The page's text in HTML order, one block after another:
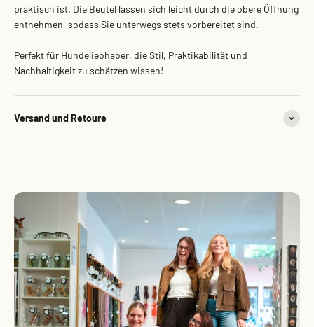
praktisch ist. Die Beutel lassen sich leicht durch die obere Öffnung
entnehmen, sodass Sie unterwegs stets vorbereitet sind.
Perfekt für Hundeliebhaber, die Stil, Praktikabilität und
Nachhaltigkeit zu schätzen wissen!
Versand und Retoure